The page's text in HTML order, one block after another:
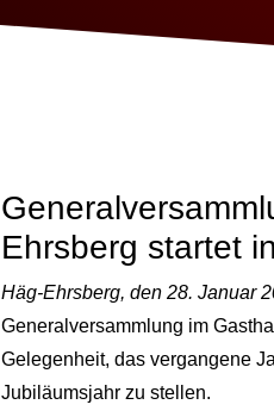
Ehrsberg startet
Häg-Ehrsberg, den 28. Januar
Generalversammlung im
Gelegenheit, das vergangene
Jubiläumsjahr zu stellen.